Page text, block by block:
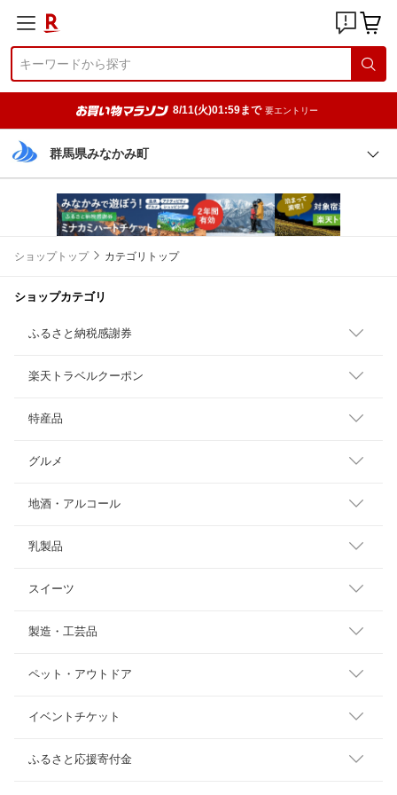
8/11(火)01:59まで 要エントリー
群馬県みなかみ町
ショップトップ カテゴリトップ
ショップカテゴリ
ふるさと納税感謝券
楽天トラベルクーポン
特産品
グルメ
地酒・アルコール
乳製品
スイーツ
製造・工芸品
ペット・アウトドア
イベントチケット
ふるさと応援寄付金